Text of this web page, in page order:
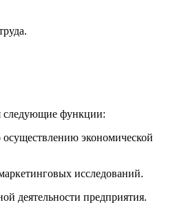
следующие функции:
экономической
исследований.
деятельности предприятия.